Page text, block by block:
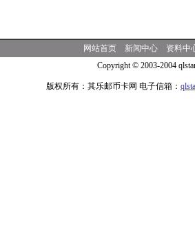
网站首页 新闻中心
资料中
Copyright © 2003-2004
版权所有：其乐邮币卡网 电子信箱：